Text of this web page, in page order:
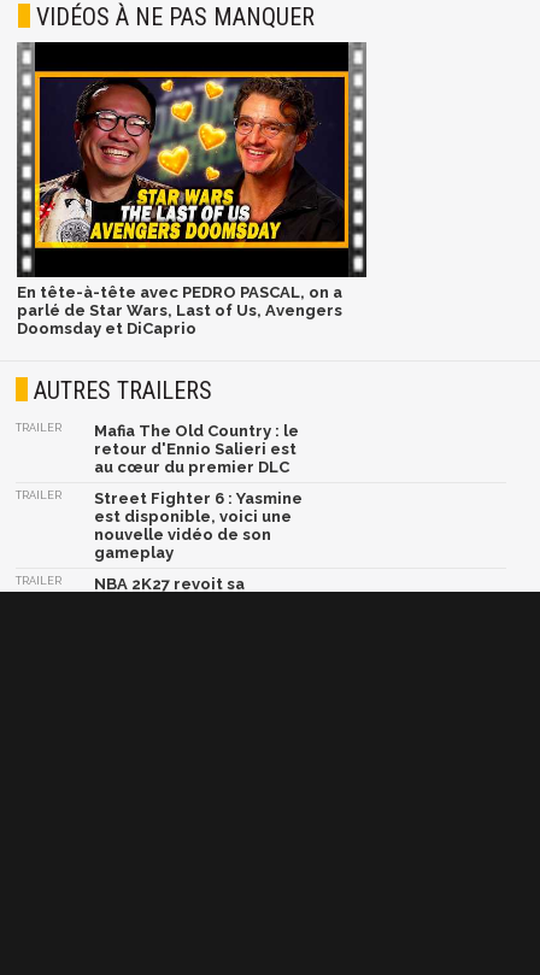
VIDÉOS À NE PAS MANQUER
En tête-à-tête avec PEDRO PASCAL, on a
parlé de Star Wars, Last of Us, Avengers
Doomsday et DiCaprio
AUTRES TRAILERS
TRAILER
Mafia The Old Country : le
retour d'Ennio Salieri est
au cœur du premier DLC
TRAILER
Street Fighter 6 : Yasmine
est disponible, voici une
nouvelle vidéo de son
gameplay
TRAILER
NBA 2K27 revoit sa